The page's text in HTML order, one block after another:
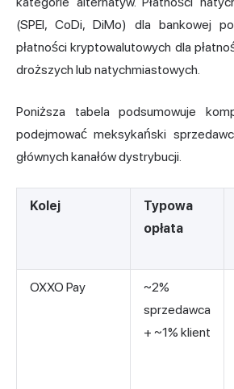
(SPEI, CoDi, DiMo) dla bankowej
płatności kryptowalutowych dla
droższych lub natychmiastowych.
Poniższa tabela podsumowuje
podejmować meksykański
głównych kanałów dystrybucji.
Kolej
Typowa
opłata
OXXO Pay
~2%
sprzedawca
+ ~1% klient